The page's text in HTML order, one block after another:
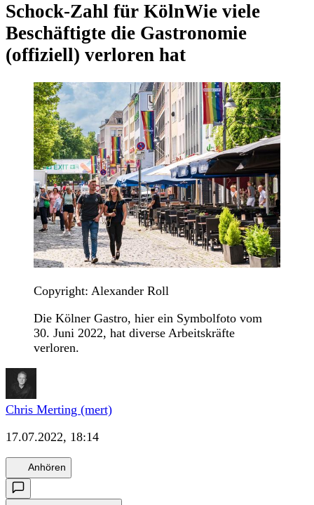
Schock-Zahl für KölnWie viele
Beschäftigte die Gastronomie
(offiziell) verloren hat
Copyright: Alexander Roll
Die Kölner Gastro, hier ein Symbolfoto vom
30. Juni 2022, hat diverse Arbeitskräfte
verloren.
Chris Merting (mert)
17.07.2022, 18:14
Anhören